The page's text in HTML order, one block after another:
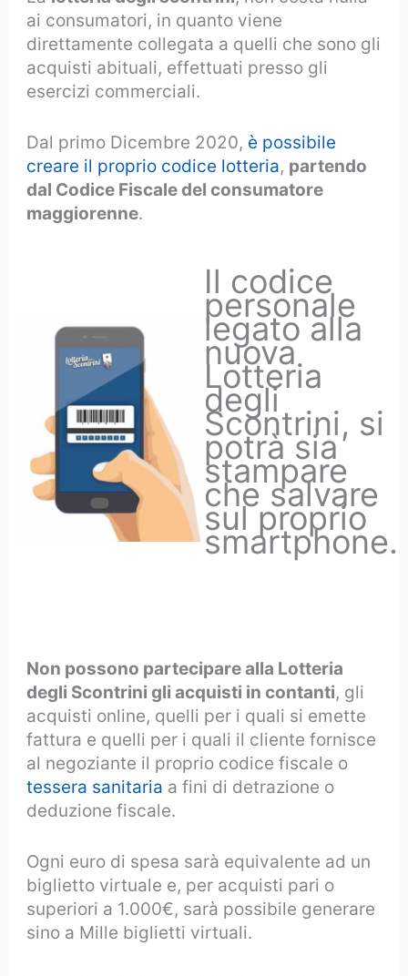
ai consumatori, in quanto viene
direttamente collegata a quelli che sono gli
acquisti abituali, effettuati presso gli
esercizi commerciali.
Dal primo Dicembre 2020, è possibile
creare il proprio codice lotteria, partendo
dal Codice Fiscale del consumatore
maggiorenne.
Il codice
personale
legato alla
nuova
Lotteria
degli
Scontrini, si
potrà sia
stampare
che salvare
sul proprio
smartphone.
Non possono partecipare alla Lotteria
degli Scontrini gli acquisti in contanti, gli
acquisti online, quelli per i quali si emette
fattura e quelli per i quali il cliente fornisce
al negoziante il proprio codice fiscale o
tessera sanitaria a fini di detrazione o
deduzione fiscale.
Ogni euro di spesa sarà equivalente ad un
biglietto virtuale e, per acquisti pari o
superiori a 1.000€, sarà possibile generare
sino a Mille biglietti virtuali.